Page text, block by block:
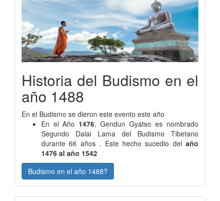
Historia del Budismo en el
año 1488
En el Budismo se dieron este evento este año
En el Año 1476, Gendun Gyatso es nombrado
Segundo Dalai Lama del Budismo Tibetano
durante 66 años . Este hecho sucedio del año
1476 al año 1542
Budismo en el año 1488?